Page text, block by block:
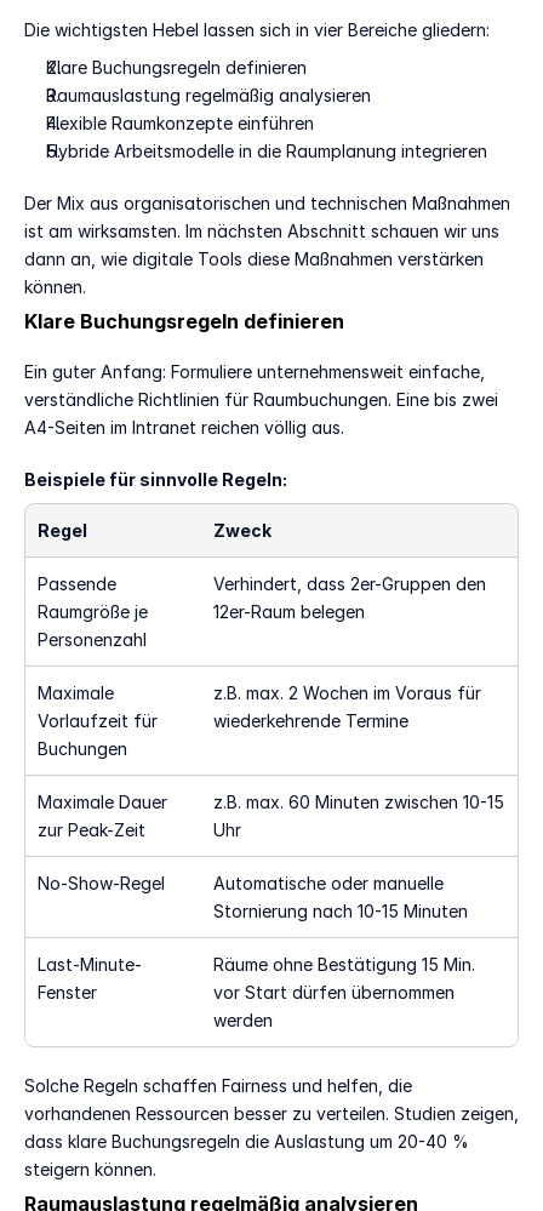
Die wichtigsten Hebel lassen sich in vier Bereiche gliedern:
Klare Buchungsregeln definieren
Raumauslastung regelmäßig analysieren
Flexible Raumkonzepte einführen
Hybride Arbeitsmodelle in die Raumplanung integrieren
Der Mix aus organisatorischen und technischen Maßnahmen
ist am wirksamsten. Im nächsten Abschnitt schauen wir uns
dann an, wie digitale Tools diese Maßnahmen verstärken
können.
Klare Buchungsregeln definieren
Ein guter Anfang: Formuliere unternehmensweit einfache,
verständliche Richtlinien für Raumbuchungen. Eine bis zwei
A4-Seiten im Intranet reichen völlig aus.
Beispiele für sinnvolle Regeln:
Regel Zweck
Passende
Raumgröße je
Personenzahl
Verhindert, dass 2er-Gruppen den
12er-Raum belegen
Maximale
Vorlaufzeit für
Buchungen
z.B. max. 2 Wochen im Voraus für
wiederkehrende Termine
Maximale Dauer
zur Peak-Zeit
z.B. max. 60 Minuten zwischen 10-15
Uhr
No-Show-Regel
Automatische oder manuelle
Stornierung nach 10-15 Minuten
Last-Minute-
Fenster
Räume ohne Bestätigung 15 Min.
vor Start dürfen übernommen
werden
Solche Regeln schaffen Fairness und helfen, die
vorhandenen Ressourcen besser zu verteilen. Studien zeigen,
dass klare Buchungsregeln die Auslastung um 20-40 %
steigern können.
Raumauslastung regelmäßig analysieren